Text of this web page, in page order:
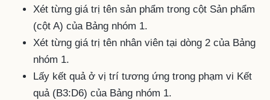
Xét từng giá trị tên sản phẩm trong cột Sản phẩm
(cột A) của Bảng nhóm 1.
Xét từng giá trị tên nhân viên tại dòng 2 của Bảng
nhóm 1.
Lấy kết quả ở vị trí tương ứng trong phạm vi Kết
quả (B3:D6) của Bảng nhóm 1.